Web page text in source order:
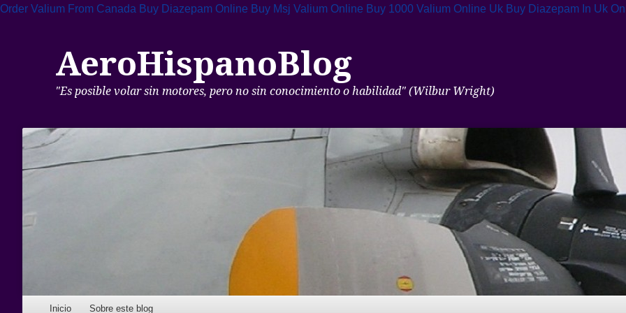
Order Valium From Canada Buy Diazepam Online Buy Msj Valium Online Buy 1000 Valium Online Uk Buy Diazepam In Uk
AeroHispanoBlog
"Es posible volar sin motores, pero no sin conocimiento o habilidad" (Wilbur Wright)
Skip to content
Inicio Sobre este blog